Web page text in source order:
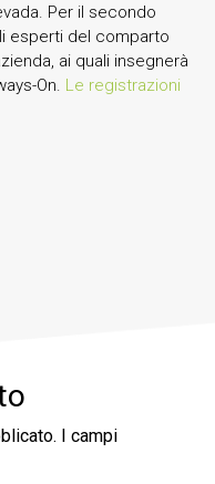
Per il secondo
esperti del comparto
ai quali insegnerà
On. Le registrazioni
I campi